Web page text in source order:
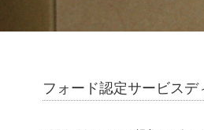
フォード認定サービスデ